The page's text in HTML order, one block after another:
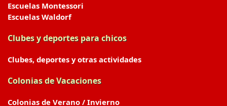
Escuelas Montessori
Escuelas Waldorf
Clubes y deportes para chicos
Clubes, deportes y otras actividades
Colonias de Vacaciones
Colonias de Verano / Invierno